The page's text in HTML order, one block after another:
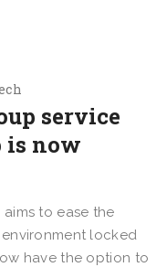
service
is now
to ease the
locked
have the option to